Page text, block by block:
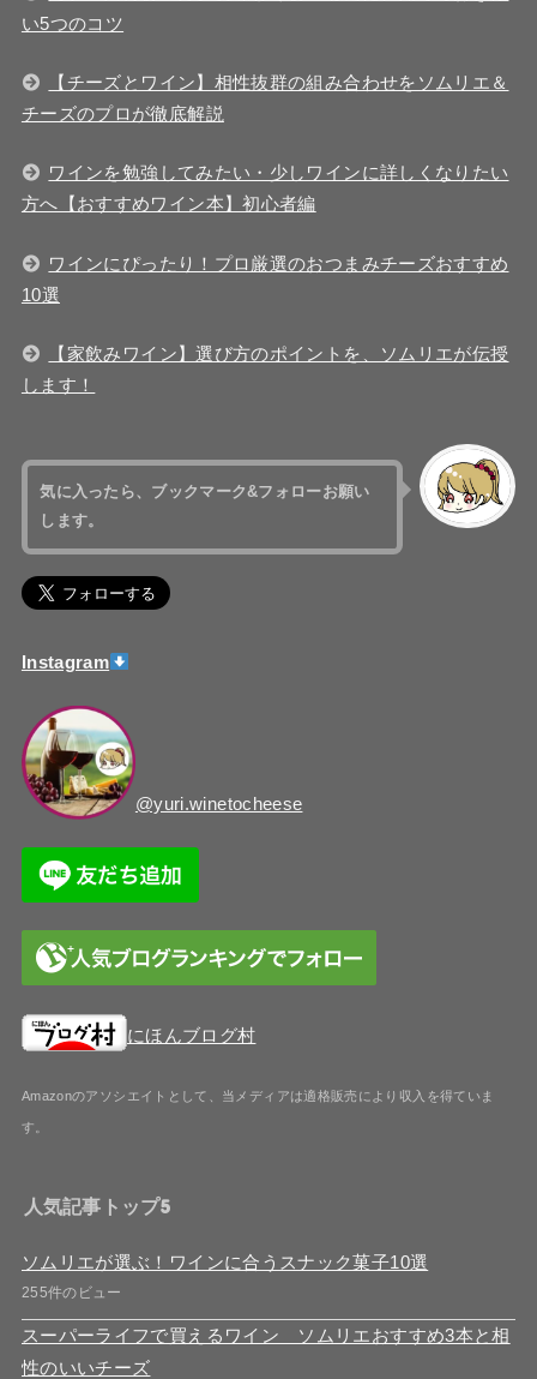
い5つのコツ
【チーズとワイン】相性抜群の組み合わせをソムリエ＆
チーズのプロが徹底解説
ワインを勉強してみたい・少しワインに詳しくなりたい
方へ【おすすめワイン本】初心者編
ワインにぴったり！プロ厳選のおつまみチーズおすすめ
10選
【家飲みワイン】選び方のポイントを、ソムリエが伝授
します！
気に入ったら、 ブックマーク&フォローお願い
します。
Instagram
@yuri.winetocheese
にほんブログ村
Amazonのアソシエイトとして、当メディアは適格販売により収入を得ていま
す。
人気記事トップ5
ソムリエが選ぶ！ワインに合うスナック菓子10選
255件のビュー
スーパーライフで買えるワイン ソムリエおすすめ3本と相
性のいいチーズ